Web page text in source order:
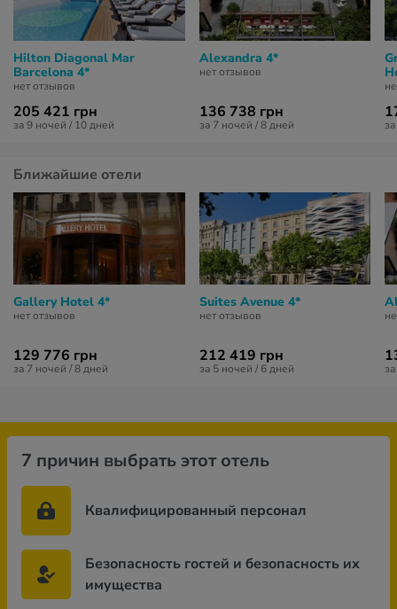
Hilton Diagonal Mar
Barcelona 4*
нет отзывов
205 421 грн
за 9 ночей / 10 дней
Alexandra 4*
нет отзывов
136 738 грн
за 7 ночей / 8 дней
Ближайшие отели
Gallery Hotel 4*
нет отзывов
129 776 грн
за 7 ночей / 8 дней
Suites Avenue 4*
нет отзывов
212 419 грн
за 5 ночей / 6 дней
7 причин выбрать этот отель
Квалифицированный персонал
Безопасность гостей и безопасность их
имущества